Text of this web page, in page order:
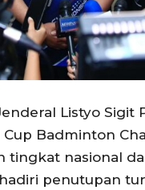
Listyo Sigit
Badminton
nasional
penutupan